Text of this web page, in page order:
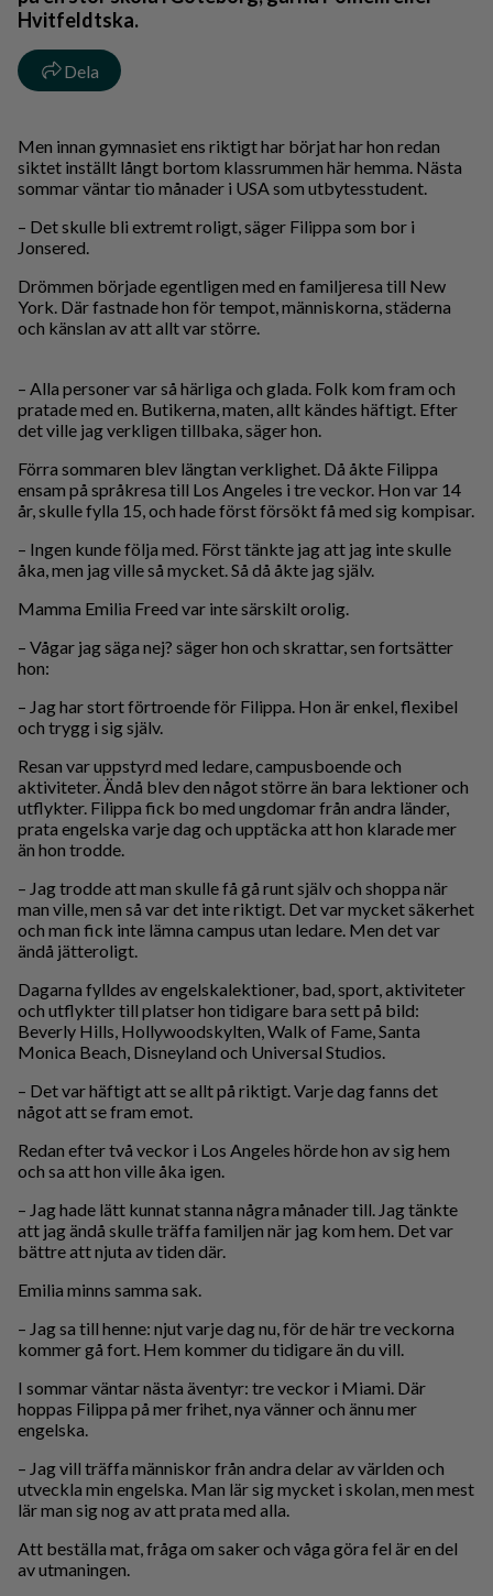
Hvitfeldtska.
Dela
Men innan gymnasiet ens riktigt har börjat har hon redan
siktet inställt långt bortom klassrummen här hemma. Nästa
sommar väntar tio månader i USA som utbytesstudent.
– Det skulle bli extremt roligt, säger Filippa som bor i
Jonsered.
Drömmen började egentligen med en familjeresa till New
York. Där fastnade hon för tempot, människorna, städerna
och känslan av att allt var större.
– Alla personer var så härliga och glada. Folk kom fram och
pratade med en. Butikerna, maten, allt kändes häftigt. Efter
det ville jag verkligen tillbaka, säger hon.
Förra sommaren blev längtan verklighet. Då åkte Filippa
ensam på språkresa till Los Angeles i tre veckor. Hon var 14
år, skulle fylla 15, och hade först försökt få med sig kompisar.
– Ingen kunde följa med. Först tänkte jag att jag inte skulle
åka, men jag ville så mycket. Så då åkte jag själv.
Mamma Emilia Freed var inte särskilt orolig.
– Vågar jag säga nej? säger hon och skrattar, sen fortsätter
hon:
– Jag har stort förtroende för Filippa. Hon är enkel, flexibel
och trygg i sig själv.
Resan var uppstyrd med ledare, campusboende och
aktiviteter. Ändå blev den något större än bara lektioner och
utflykter. Filippa fick bo med ungdomar från andra länder,
prata engelska varje dag och upptäcka att hon klarade mer
än hon trodde.
– Jag trodde att man skulle få gå runt själv och shoppa när
man ville, men så var det inte riktigt. Det var mycket säkerhet
och man fick inte lämna campus utan ledare. Men det var
ändå jätteroligt.
Dagarna fylldes av engelskalektioner, bad, sport, aktiviteter
och utflykter till platser hon tidigare bara sett på bild:
Beverly Hills, Hollywoodskylten, Walk of Fame, Santa
Monica Beach, Disneyland och Universal Studios.
– Det var häftigt att se allt på riktigt. Varje dag fanns det
något att se fram emot.
Redan efter två veckor i Los Angeles hörde hon av sig hem
och sa att hon ville åka igen.
– Jag hade lätt kunnat stanna några månader till. Jag tänkte
att jag ändå skulle träffa familjen när jag kom hem. Det var
bättre att njuta av tiden där.
Emilia minns samma sak.
– Jag sa till henne: njut varje dag nu, för de här tre veckorna
kommer gå fort. Hem kommer du tidigare än du vill.
I sommar väntar nästa äventyr: tre veckor i Miami. Där
hoppas Filippa på mer frihet, nya vänner och ännu mer
engelska.
– Jag vill träffa människor från andra delar av världen och
utveckla min engelska. Man lär sig mycket i skolan, men mest
lär man sig nog av att prata med alla.
Att beställa mat, fråga om saker och våga göra fel är en del
av utmaningen.